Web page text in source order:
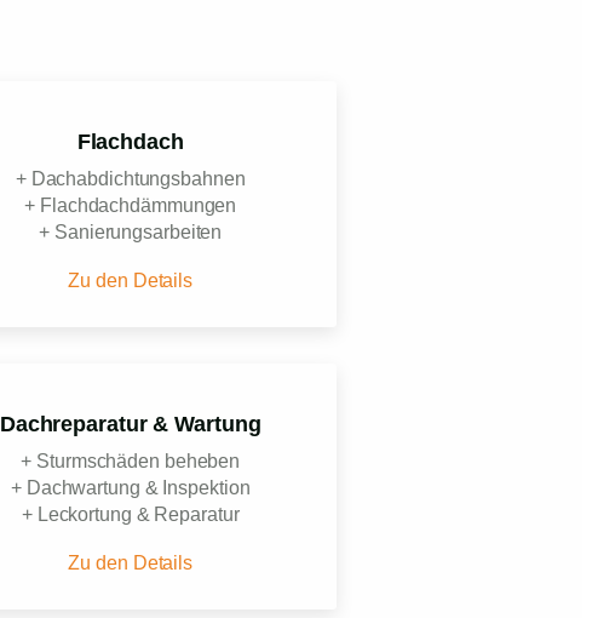
Flachdach
+ Dachabdichtungsbahnen
+ Flachdachdämmungen
+ Sanierungsarbeiten
Zu den Details
Dachreparatur & Wartung
+ Sturmschäden beheben
+ Dachwartung & Inspektion
+ Leckortung & Reparatur
Zu den Details